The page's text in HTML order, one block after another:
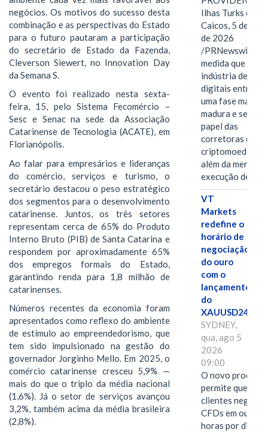
negócios. Os motivos do sucesso desta
combinação e as perspectivas do Estado
para o futuro pautaram a participação
do secretário de Estado da Fazenda,
Cleverson Siewert, no Innovation Day
da Semana S.
O evento foi realizado nesta sexta-
feira, 15, pelo Sistema Fecomércio –
Sesc e Senac na sede da Associação
Catarinense de Tecnologia (ACATE), em
Florianópolis.
Ao falar para empresários e lideranças
do comércio, serviços e turismo, o
secretário destacou o peso estratégico
dos segmentos para o desenvolvimento
catarinense. Juntos, os três setores
representam cerca de 65% do Produto
Interno Bruto (PIB) de Santa Catarina e
respondem por aproximadamente 65%
dos empregos formais do Estado,
garantindo renda para 1,8 milhão de
catarinenses.
Números recentes da economia foram
apresentados como reflexo do ambiente
de estímulo ao empreendedorismo, que
tem sido impulsionado na gestão do
governador Jorginho Mello. Em 2025, o
comércio catarinense cresceu 5,9% —
mais do que o triplo da média nacional
(1,6%). Já o setor de serviços avançou
3,2%, também acima da média brasileira
(2,8%).
Ilhas Turks e
Caicos, 5 de
de 2026
/PRNewswire/
medida que a
indústria de
digitais entra em
uma fase mais
madura e
papel das
corretoras de
criptomoedas
além da mera
execução de…
VT
Markets
redefine o
horário de
negociação
do ouro
com o
lançamento
do
XAUUSD247
SYDNEY,
qua, ago 5
2026
09:00
O novo produto
permite que os
clientes
CFDs em ouro
horas por dia,